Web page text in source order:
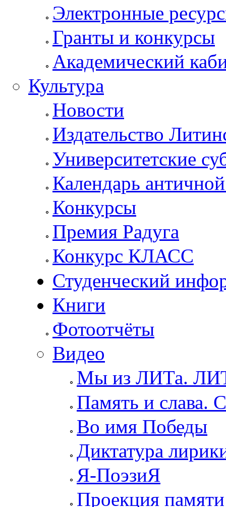
Электронные
Гранты и конкурсы
Академический
Культура
Новости
Издательство
Университетские
Календарь
Конкурсы
Премия Радуга
Конкурс КЛАСС
Студенческий
Книги
Фотоотчёты
Видео
Мы из ЛИТа.
Память и слава.
Во имя Победы
Диктатура
Я-ПоэзиЯ
Проекция памяти